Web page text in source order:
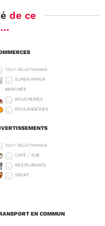
de ce
TOUT SÉLECTIONNER
SUPER/HYPER
MARCHÉS
BOUCHERIES
BOULANGERIES
TOUT SÉLECTIONNER
CAFÉ / PUB
RESTAURANTS
SPORT
EN COMMUN